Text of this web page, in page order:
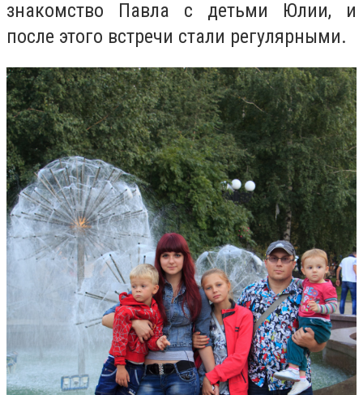
знакомство Павла с детьми Юлии, и
после этого встречи стали регулярными.